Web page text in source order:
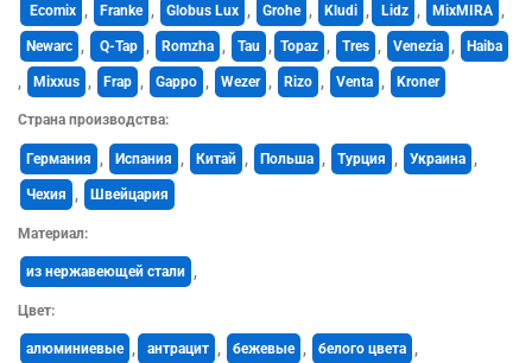
Ecomix , Franke , Globus Lux , Grohe , Kludi , Lidz , MixMIRA ,
Newarc , Q-Tap , Romzha , Tau , Topaz , Tres , Venezia , Haiba
, Mixxus , Frap , Gappo , Wezer , Rizo , Venta , Kroner
Страна производства:
Германия , Испания , Китай , Польша , Турция , Украина ,
Чехия , Швейцария
Материал:
из нержавеющей стали ,
Цвет:
алюминиевые , антрацит , бежевые , белого цвета ,